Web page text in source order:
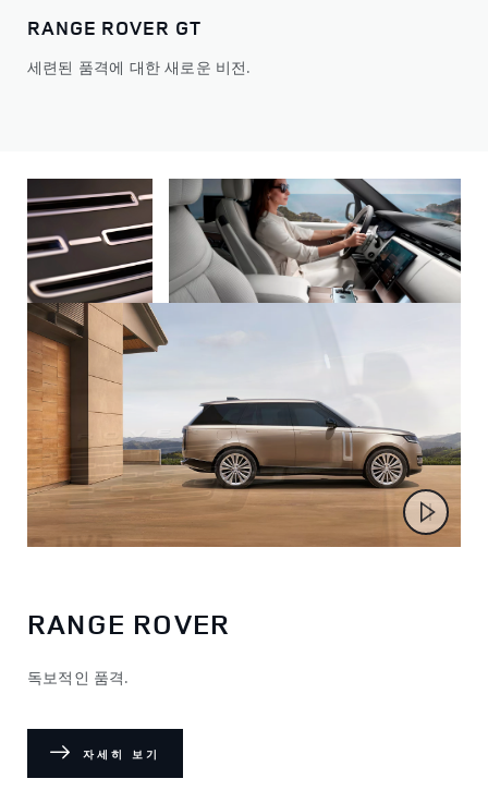
RANGE ROVER GT
세련된 품격에 대한 새로운 비전.
RANGE ROVER
독보적인 품격.​
자세히 보기